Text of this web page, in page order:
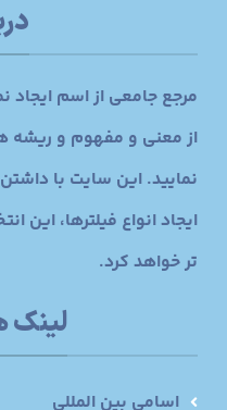
مرجع جامعی از اسم ایجاد
از معنی و مفهوم و ریشه
ایجاد انواع فیلترها، این
تر خواهد کرد.
لینک
اسامی بین المللی